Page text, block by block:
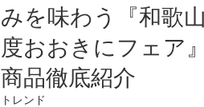
みを味わう『和歌
度おおきにフェア
商品徹底紹介
トレンド